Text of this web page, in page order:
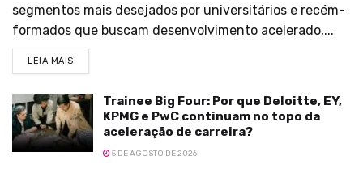
segmentos mais desejados por universitários e recém-
formados que buscam desenvolvimento acelerado,...
LEIA MAIS
Trainee Big Four: Por que Deloitte, EY,
KPMG e PwC continuam no topo da
aceleração de carreira?
5 DE AGOSTO DE 2026